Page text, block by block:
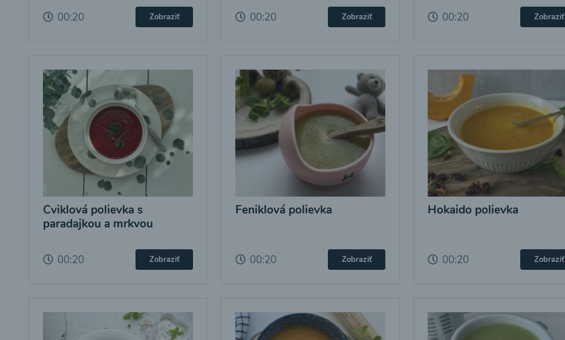
00:20 Zobraziť 00:20 Zobraziť 00:20 Zobraziť
Cviklová polievka s
paradajkou a mrkvou
00:20 Zobraziť
Feniklová polievka
00:20 Zobraziť
Hokaido polievka
00:20 Zobraziť